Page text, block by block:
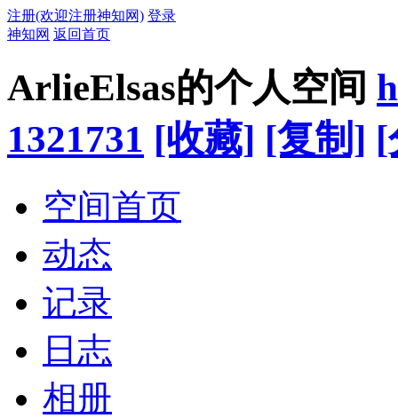
注册(欢迎注册神知网) 登录
神知网 返回首页
ArlieElsas的个人空间
1321731 [收藏] [复制] [
空间首页
动态
记录
日志
相册